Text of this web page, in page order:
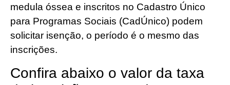
medula óssea e inscritos no Cadastro Único
para Programas Sociais (CadÚnico) podem
solicitar isenção, o período é o mesmo das
inscrições.
Confira abaixo o valor da taxa